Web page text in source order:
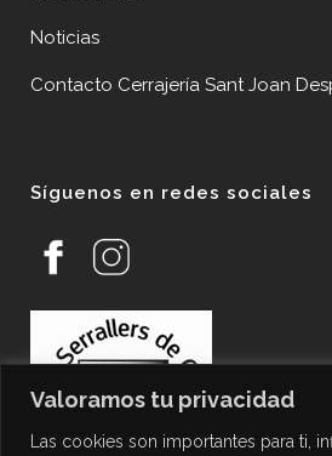
Valoramos tu privacidad
Las cookies son importantes para ti,
Noticias
Contacto Cerrajería Sant Joan
Síguenos en redes sociales